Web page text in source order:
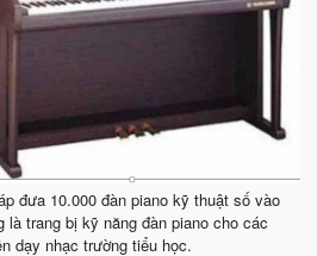
đưa 10.000 đàn piano kỹ thuật số vào
là trang bị kỹ năng đàn piano cho các
dạy nhạc trường tiểu học.